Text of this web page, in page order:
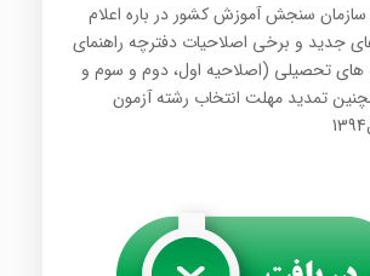
سازمان سنجش آموزش كشور در باره اعلام
جديد و برخي اصلاحيات دفترچه راهنماي
هاي تحصيلي (اصلاحیه اول، دوم و سوم و
تمديد مهلت انتخاب رشته آزمون